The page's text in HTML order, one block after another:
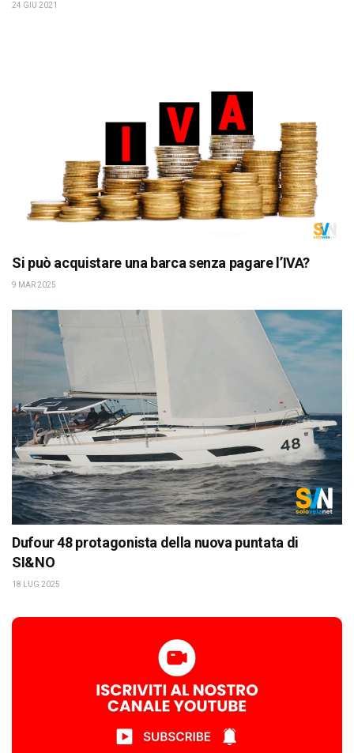
24 GIU 2021
Si può acquistare una barca senza pagare l’IVA?
9 MAR 2025
Dufour 48 protagonista della nuova puntata di
SI&NO
18 LUG 2025